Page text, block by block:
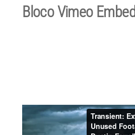
Bloco Vimeo Embed